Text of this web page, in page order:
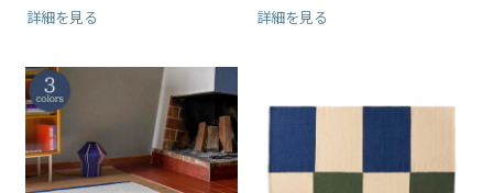
詳細を見る 詳細を見る